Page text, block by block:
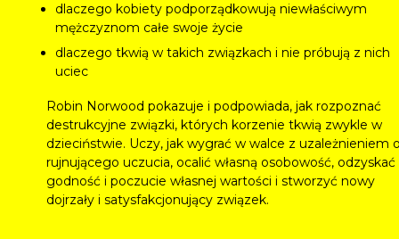
dlaczego kobiety podporządkowują niewłaściwym
mężczyznom całe swoje życie
dlaczego tkwią w takich związkach i nie próbują z nich
uciec
Robin Norwood pokazuje i podpowiada, jak rozpoznać
destrukcyjne związki, których korzenie tkwią zwykle w
dzieciństwie. Uczy, jak wygrać w walce z uzależnieniem
rujnującego uczucia, ocalić własną osobowość, odzyskać
godność i poczucie własnej wartości i stworzyć nowy
dojrzały i satysfakcjonujący związek.